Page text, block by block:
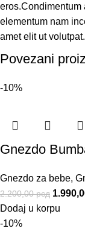
eros.Condimentum
elementum nam
amet elit ut volutpat.
Povezani
-10%
Gnezdo
Gnezdo za bebe,
2.200,00рсд
Dodaj u korpu
-10%